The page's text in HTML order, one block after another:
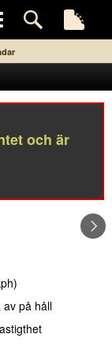
och är
av på håll